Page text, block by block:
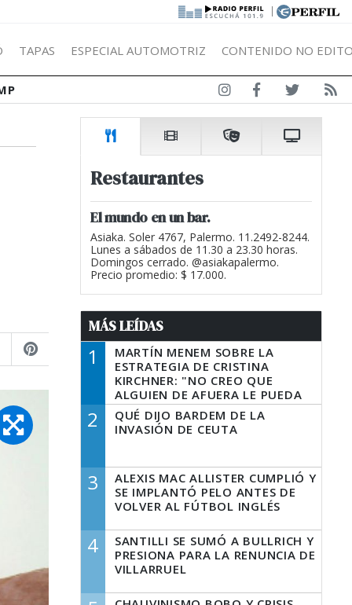
|
TAPAS ESPECIAL AUTOMOTRIZ CONTENIDO NO
Restaurantes
El mundo en un bar.
Asiaka. Soler 4767, Palermo. 11.2492-8244.
Lunes a sábados de 11.30 a 23.30 horas.
Domingos cerrado. @asiakapalermo.
Precio promedio: $ 17.000.
MÁS LEÍDAS
1
MARTÍN MENEM SOBRE LA
ESTRATEGIA DE CRISTINA
KIRCHNER: "NO CREO QUE
ALGUIEN DE AFUERA LE PUEDA
DECIR A LA JUSTICIA LO QUE
TIENE QUE HACER"
2
QUÉ DIJO BARDEM DE LA
INVASIÓN DE CEUTA
3
ALEXIS MAC ALLISTER CUMPLIÓ Y
SE IMPLANTÓ PELO ANTES DE
VOLVER AL FÚTBOL INGLÉS
4
SANTILLI SE SUMÓ A BULLRICH Y
PRESIONA PARA LA RENUNCIA DE
VILLARRUEL